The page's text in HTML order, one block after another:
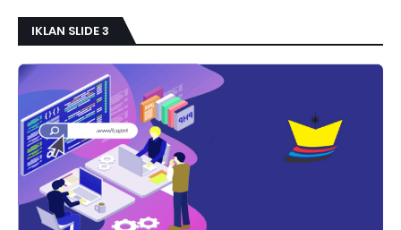
IKLAN SLIDE 3